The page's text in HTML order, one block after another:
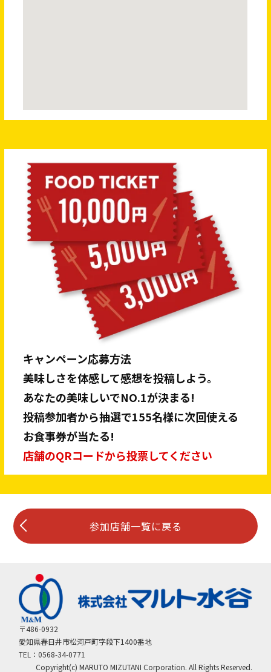
キャンペーン応募方法
美味しさを体感して感想を投稿しよう。
あなたの美味しいでNO.1が決まる!
投稿参加者から抽選で155名様に次回使える
お食事券が当たる!
店舗のQRコードから投票してください
参加店舗一覧に戻る
〒486-0932
愛知県春日井市松河戸町字段下1400番地
TEL：0568-34-0771
Copyright(c) MARUTO MIZUTANI Corporation. All Rights Reserved.